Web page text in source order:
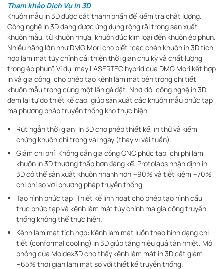
Tham khảo Dịch Vụ In 3D
Khuôn mẫu in 3D được cắt thành phần để kiểm tra chất lượng.
Công nghệ in 3D đang được ứng dụng rộng rãi trong sản xuất
khuôn mẫu, từ khuôn nhựa, khuôn đúc kim loại đến khuôn ép phun.
Nhiều hãng lớn như DMG Mori cho biết “các chèn khuôn in 3D tích
hợp làm mát tùy chỉnh cải thiện thời gian chu kỳ và chất lượng
trong ép phun”. Ví dụ, máy LASERTEC hybrid của DMG Mori kết hợp
in và gia công, cho phép tạo kênh làm mát bên trong chi tiết
khuôn mẫu trong cùng một lần gá đặt. Nhờ đó, công nghệ in 3D
đem lại tự do thiết kế cao, giúp sản xuất các khuôn mẫu phức tạp
mà phương pháp truyền thống khó thực hiện
Rút ngắn thời gian: In 3D cho phép thiết kế, in thử và kiểm
chứng khuôn chỉ trong vài ngày (thay vì vài tuần).
Giảm chi phí: Không cần gia công CNC phức tạp, chi phí làm
khuôn in 3D thường thấp hơn đáng kể. Protolabs nhận định in
3D có thể sản xuất khuôn nhanh hơn ~90% và tiết kiệm ~70%
chi phí so với phương pháp truyền thống.
Tạo hình phức tạp: Thiết kế linh hoạt cho phép tạo hình cấu
trúc phức tạp và kênh làm mát tùy chỉnh mà gia công truyền
thống không thể thực hiện.
Kênh làm mát tích hợp: Kênh làm mát luồn theo hình dạng chi
tiết (conformal cooling) in 3D giúp tăng hiệu quả tản nhiệt. Mô
phỏng của Moldex3D cho thấy kênh làm mát in 3D cắt giảm
~65% thời gian làm mát so với thiết kế truyền thống.